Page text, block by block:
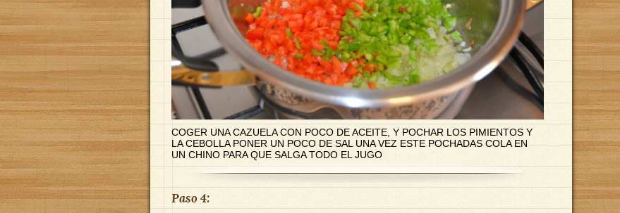
COGER UNA CAZUELA CON POCO DE ACEITE, Y POCHAR LOS PIMIENTOS Y
LA CEBOLLA PONER UN POCO DE SAL UNA VEZ ESTE POCHADAS COLA EN
UN CHINO PARA QUE SALGA TODO EL JUGO
Paso 4: